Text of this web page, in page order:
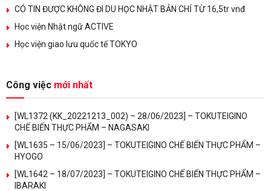
CÓ TIN ĐƯỢC KHÔNG ĐI DU HỌC NHẬT BẢN CHỈ TỪ 16,5tr vnđ
Học viện Nhật ngữ ACTIVE
Học viện giao lưu quốc tế TOKYO
Công việc mới nhất
[WL1372 (KK_20221213_002) – 28/06/2023] – TOKUTEIGINO
CHẾ BIẾN THỰC PHẨM – NAGASAKI
[WL1635 – 15/06/2023] – TOKUTEIGINO CHẾ BIẾN THỰC PHẨM –
HYOGO
[WL1642 – 18/07/2023] – TOKUTEIGINO CHẾ BIẾN THỰC PHẨM –
IBARAKI